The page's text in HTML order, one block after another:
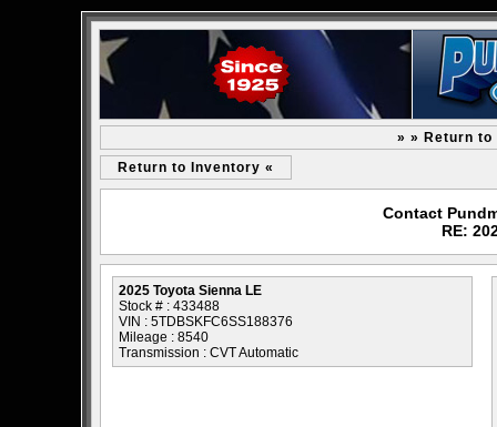
» » Return to
Return to Inventory «
Contact
RE:
2025 Toyota Sienna LE
Stock # : 433488
VIN : 5TDBSKFC6SS188376
Mileage : 8540
Transmission : CVT Automatic